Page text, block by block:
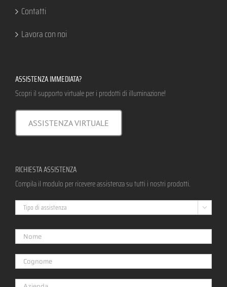
Contatti
Lavora con noi
ASSISTENZA IMMEDIATA?
Scopri il supporto virtuale per i prodotti di illuminazione!
ASSISTENZA VIRTUALE
RICHIESTA ASSISTENZA
Compila il modulo per ricevere assistenza su tutti i nostri prodotti.
